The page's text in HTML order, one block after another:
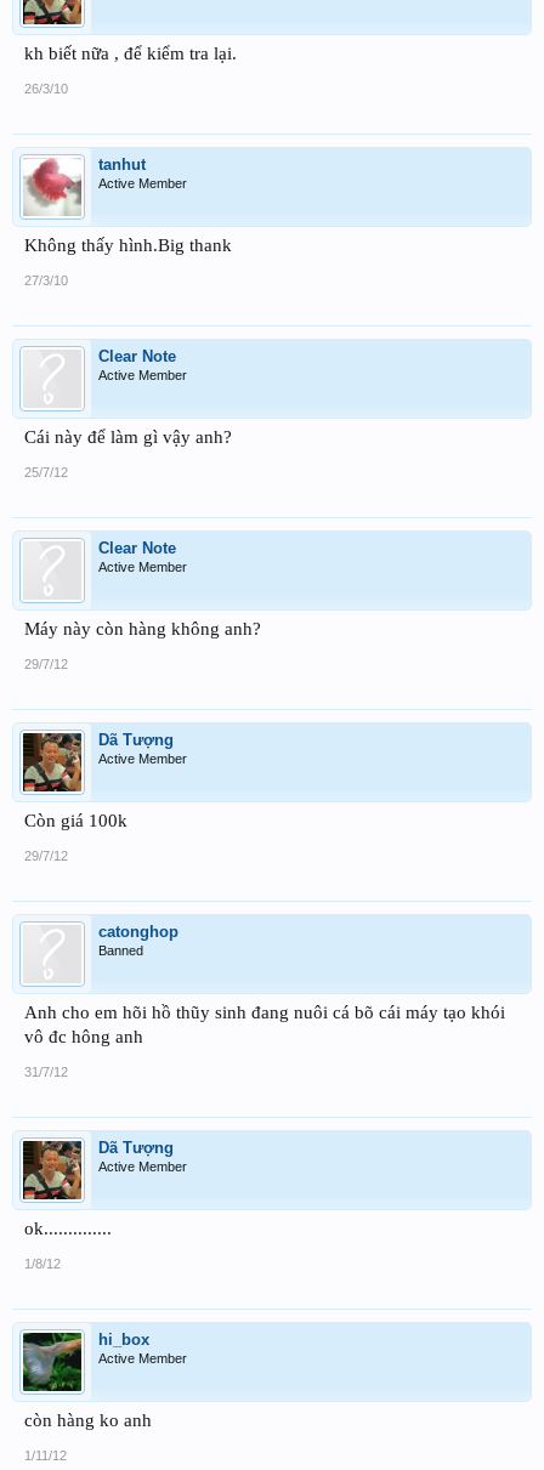
kh biết nữa , để kiểm tra lại.
26/3/10
tanhut
Active Member
Không thấy hình.Big thank
27/3/10
Clear Note
Active Member
Cái này để làm gì vậy anh?
25/7/12
Clear Note
Active Member
Máy này còn hàng không anh?
29/7/12
Dã Tượng
Active Member
Còn giá 100k
29/7/12
catonghop
Banned
Anh cho em hõi hồ thũy sinh đang nuôi cá bõ cái máy tạo khói
vô đc hông anh
31/7/12
Dã Tượng
Active Member
ok..............
1/8/12
hi_box
Active Member
còn hàng ko anh
1/11/12